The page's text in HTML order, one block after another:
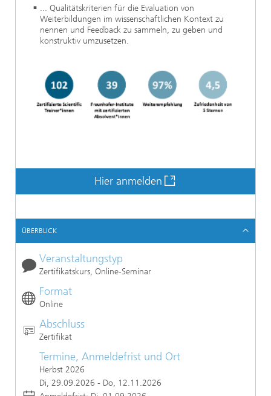
... Qualitätskriterien für die Evaluation von
Weiterbildungen im wissenschaftlichen Kontext zu
nennen und Feedback zu sammeln, zu geben und
konstruktiv umzusetzen.
Hier anmelden
ÜBERBLICK
Veranstaltungstyp
Zertifikatskurs, Online-Seminar
Format
Online
Abschluss
Zertifikat
Termine, Anmeldefrist und Ort
Herbst 2026
Di, 29.09.2026 - Do, 12.11.2026